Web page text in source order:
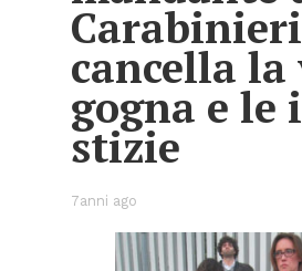
can­cel­la
go­gna e
sti­zie
7anni ago